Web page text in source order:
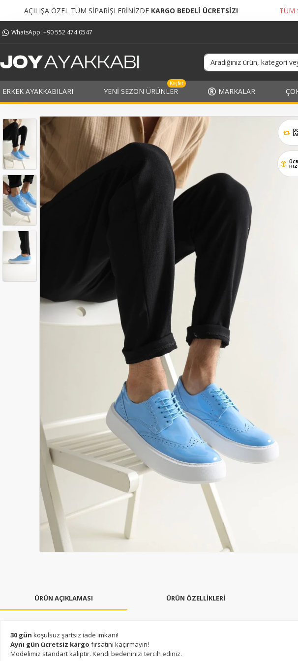
SİPARİŞLERİNİZDEKARGO BEDELİ ÜCRETSİZ! TÜM SİPARİŞLERİNİZE
WhatsApp: +90 552 474 0547
ERKEK AYAKKABILARI YENI SEZON ÜRÜNLER
Keşfet
MARKALAR
ÜRÜN AÇIKLAMASI ÜRÜN ÖZELLİKLERİ
30 gün koşulsuz şartsız iade imkanı!
Aynı gün ücretsiz kargo fırsatını kaçırmayın!
Modelimiz standart kalıptır. Kendi bedeninizi tercih ediniz.